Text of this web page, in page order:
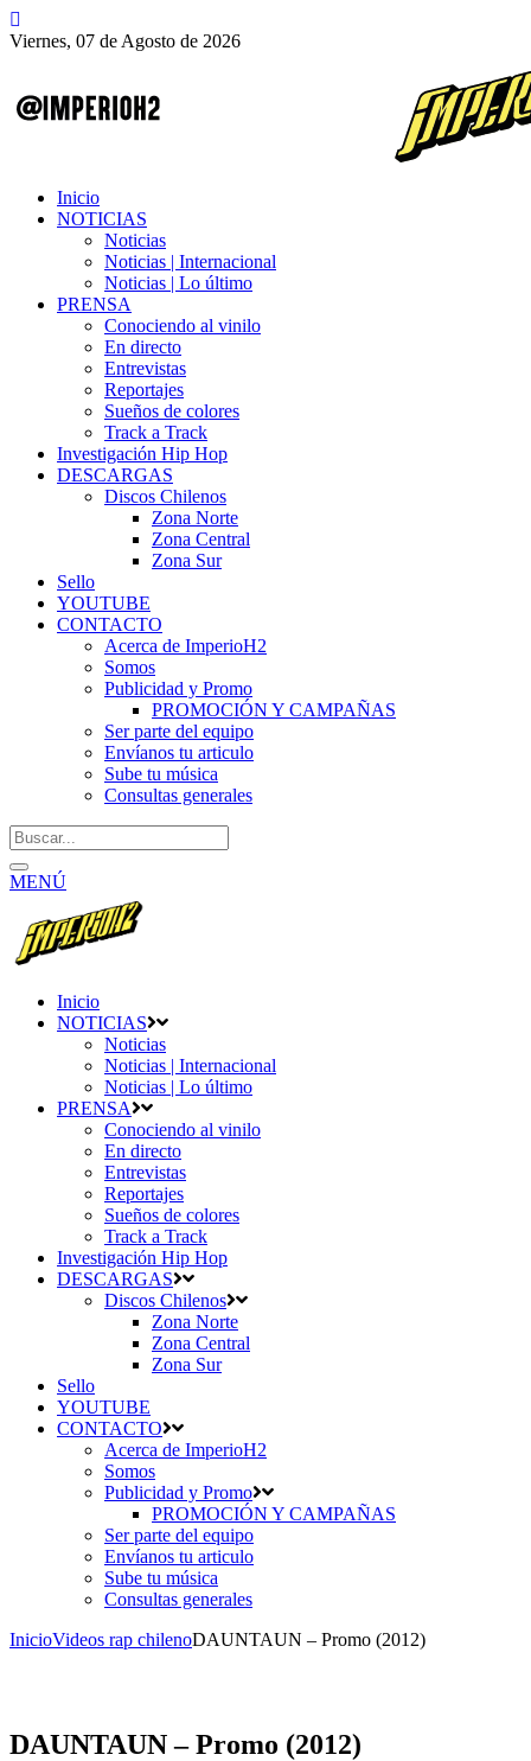
Viernes, 07 de Agosto de 2026
Inicio
NOTICIAS
Noticias
Noticias | Internacional
Noticias | Lo último
PRENSA
Conociendo al vinilo
En directo
Entrevistas
Reportajes
Sueños de colores
Track a Track
Investigación Hip Hop
DESCARGAS
Discos Chilenos
Zona Norte
Zona Central
Zona Sur
Sello
YOUTUBE
CONTACTO
Acerca de ImperioH2
Somos
Publicidad y Promo
PROMOCIÓN Y CAMPAÑAS
Ser parte del equipo
Envíanos tu articulo
Sube tu música
Consultas generales
MENÚ
Inicio
NOTICIAS
Noticias
Noticias | Internacional
Noticias | Lo último
PRENSA
Conociendo al vinilo
En directo
Entrevistas
Reportajes
Sueños de colores
Track a Track
Investigación Hip Hop
DESCARGAS
Discos Chilenos
Zona Norte
Zona Central
Zona Sur
Sello
YOUTUBE
CONTACTO
Acerca de ImperioH2
Somos
Publicidad y Promo
PROMOCIÓN Y CAMPAÑAS
Ser parte del equipo
Envíanos tu articulo
Sube tu música
Consultas generales
InicioVideos rap chilenoDAUNTAUN – Promo (2012)
DAUNTAUN – Promo (2012)